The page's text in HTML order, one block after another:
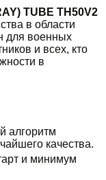
TUBE TH50V2
в области
для военных
и всех, кто
в
алгоритм
качества.
и минимум